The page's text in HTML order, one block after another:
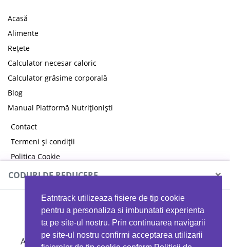
Eatntrack utilizeaza fisiere de tip cookie
pentru a personaliza si imbunatati experienta
ta pe site-ul nostru. Prin continuarea navigarii
pe site-ul nostru confirmi acceptarea utilizarii
Acasă
Alimente
Rețete
Calculator necesar caloric
Calculator grăsime corporală
Blog
Manual Platformă Nutriționiști
Contact
Termeni și condiții
Politica Cookie
Politica de confidențialitate
CODURI DE REDUCERE ×
MYPROTEIN
Ai 40%reducere la orice comandă folosind codul